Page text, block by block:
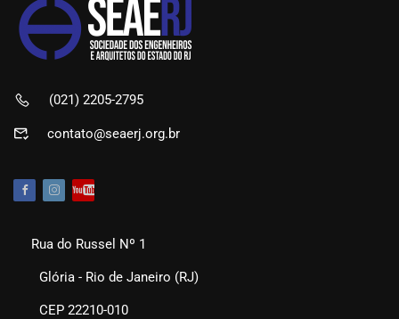
(021) 2205-2795
contato@seaerj.org.br
Rua do Russel Nº 1
Glória - Rio de Janeiro (RJ)
CEP 22210-010